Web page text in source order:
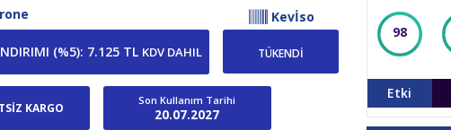
Kevİso
(%5): 7.125 TL KDV DAHIL TÜKENDİ
KARGO
Son Kullanım Tarihi
20.07.2027
98
Etki